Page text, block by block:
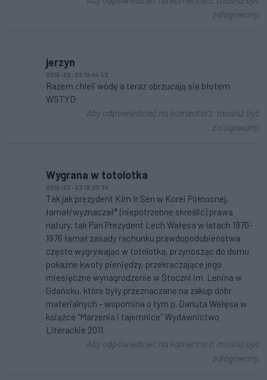
zalogowany.
jerzyn
2016-02-22 19:04:52
Razem chleli wódę a teraz obrzucają się błotem
WSTYD
Aby odpowiedzieć na komentarz, musisz być
zalogowany.
Wygrana w totolotka
2016-02-22 18:20:30
Tak jak prezydent KIm Ir Sen w Korei Północnej,
łamał/wyznaczał* (niepotrzebne skreślić) prawa
natury, tak Pan Prezydent Lech Wałęsa w latach 1970-
1976 łamał zasady rachunku prawdopodobieństwa
często wygrywając w totolotka, przynosząc do domu
pokaźne kwoty pieniędzy, przekraczające jego
miesięczne wynagrodzenie w Stoczni im. Lenina w
Gdańsku, które były przeznaczane na zakup dóbr
materialnych - wspomina o tym p. Danuta Wałęsa w
książce "Marzenia i tajemnice" Wydawnictwo
Literackie 2011.
Aby odpowiedzieć na komentarz, musisz być
zalogowany.